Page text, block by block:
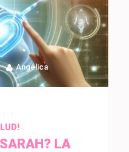
Angélica
LA